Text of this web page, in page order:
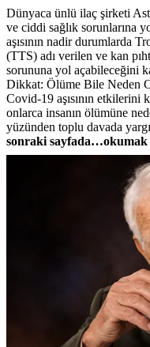
Dünyaca ünlü ilaç şirketi
ve ciddi sağlık sorunlarına
aşısının nadir durumlarda
(TTS) adı verilen ve kan
sorununa yol açabileceğini
Dikkat: Ölüme Bile Neden
Covid-19 aşısının etkilerini
onlarca insanın ölümüne
yüzünden toplu davada
sonraki sayfada…okumak